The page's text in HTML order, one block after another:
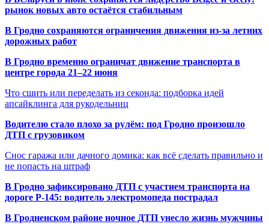
рынок новых авто остаётся стабильным
В Гродно сохраняются ограничения движения из-за летних
дорожных работ
В Гродно временно ограничат движение транспорта в
центре города 21–22 июня
Что сшить или переделать из секонда: подборка идей
апсайклинга для рукодельниц
Водителю стало плохо за рулём: под Гродно произошло
ДТП с грузовиком
Снос гаража или дачного домика: как всё сделать правильно и
не попасть на штраф
В Гродно зафиксировано ДТП с участием транспорта на
дороге Р-145: водитель электромопеда пострадал
В Гродненском районе ночное ДТП унесло жизнь мужчины